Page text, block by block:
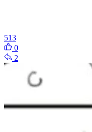
513
0
2